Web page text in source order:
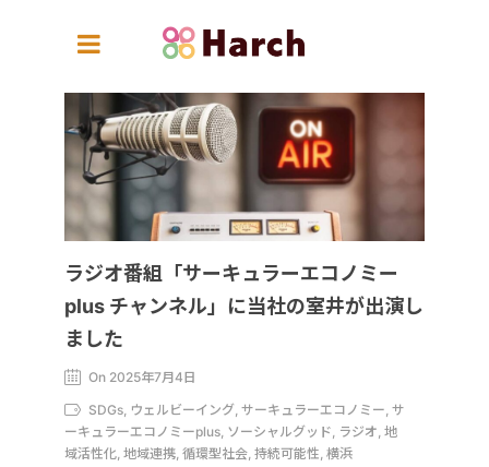
ラジオ番組「サーキュラーエコノミー
plus チャンネル」に当社の室井が出演し
ました
On 2025年7月4日
SDGs, ウェルビーイング, サーキュラーエコノミー, サ
ーキュラーエコノミーplus, ソーシャルグッド, ラジオ, 地
域活性化, 地域連携, 循環型社会, 持続可能性, 横浜